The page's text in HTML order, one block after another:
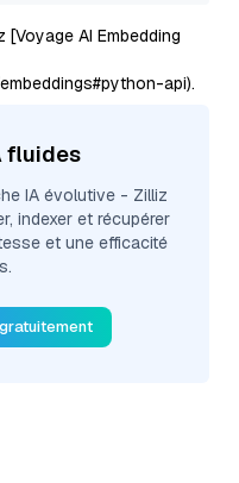
AI Embedding
api).
fluides
IA évolutive - Zilliz
indexer et récupérer
et une efficacité